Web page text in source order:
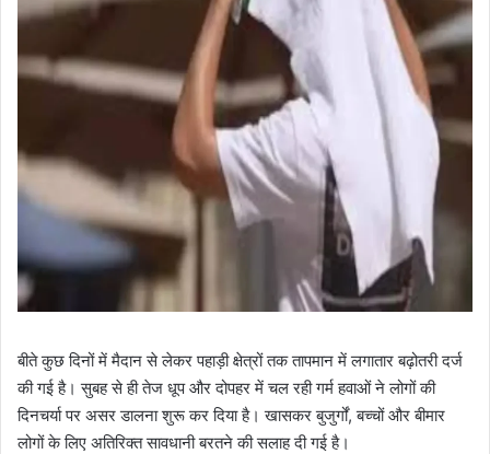
बीते कुछ दिनों में मैदान से लेकर पहाड़ी क्षेत्रों तक तापमान में लगातार बढ़ोतरी दर्ज
की गई है। सुबह से ही तेज धूप और दोपहर में चल रही गर्म हवाओं ने लोगों की
दिनचर्या पर असर डालना शुरू कर दिया है। खासकर बुजुर्गों, बच्चों और बीमार
लोगों के लिए अतिरिक्त सावधानी बरतने की सलाह दी गई है।